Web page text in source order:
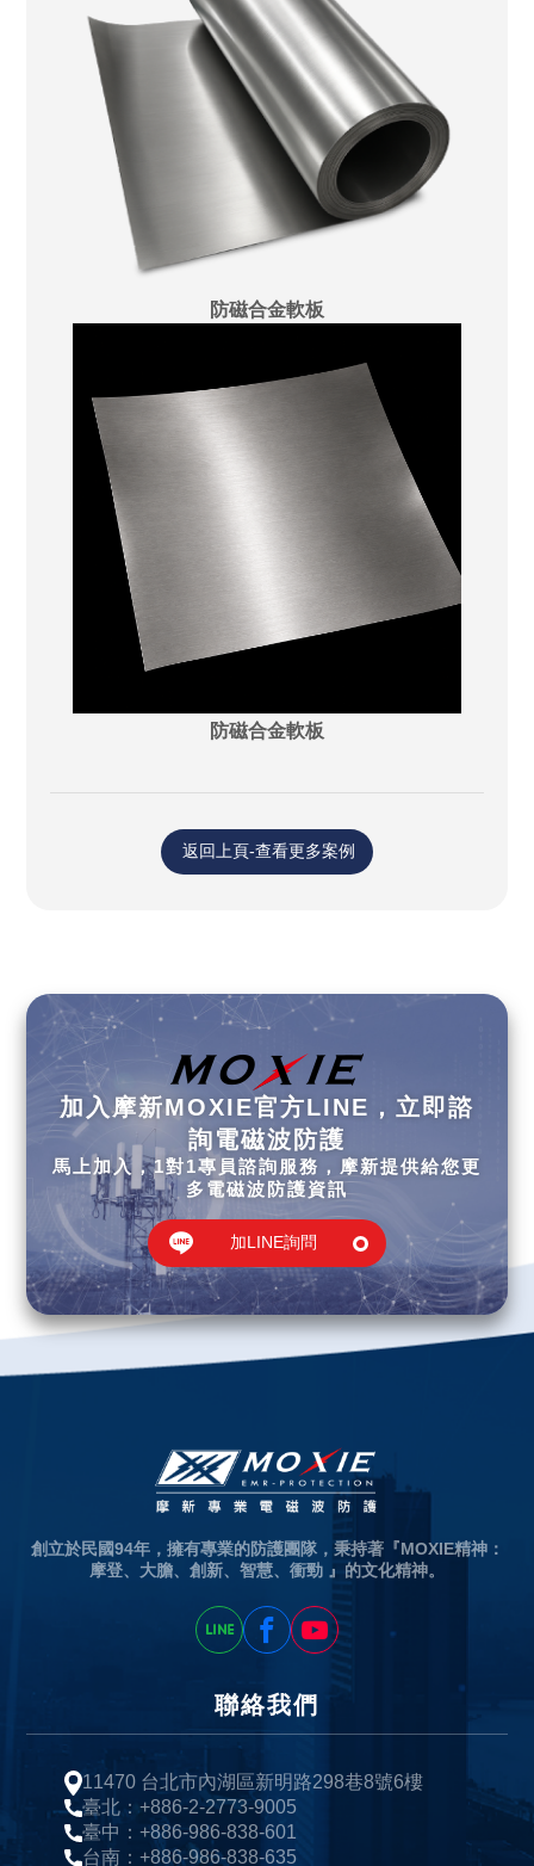
防磁合金軟板
防磁合金軟板
返回上頁-查看更多案例
加入摩新MOXIE官方LINE，立即諮
詢電磁波防護
馬上加入，1對1專員諮詢服務，摩新提供給您更
多電磁波防護資訊
加LINE詢問
創立於民國94年，擁有專業的防護團隊，秉持著『MOXIE精神：
摩登、大膽、創新、智慧、衝勁 』的文化精神。
聯絡我們
11470 台北市內湖區新明路298巷8號6樓
臺北：+886-2-2773-9005
臺中：+886-986-838-601
台南：+886-986-838-635